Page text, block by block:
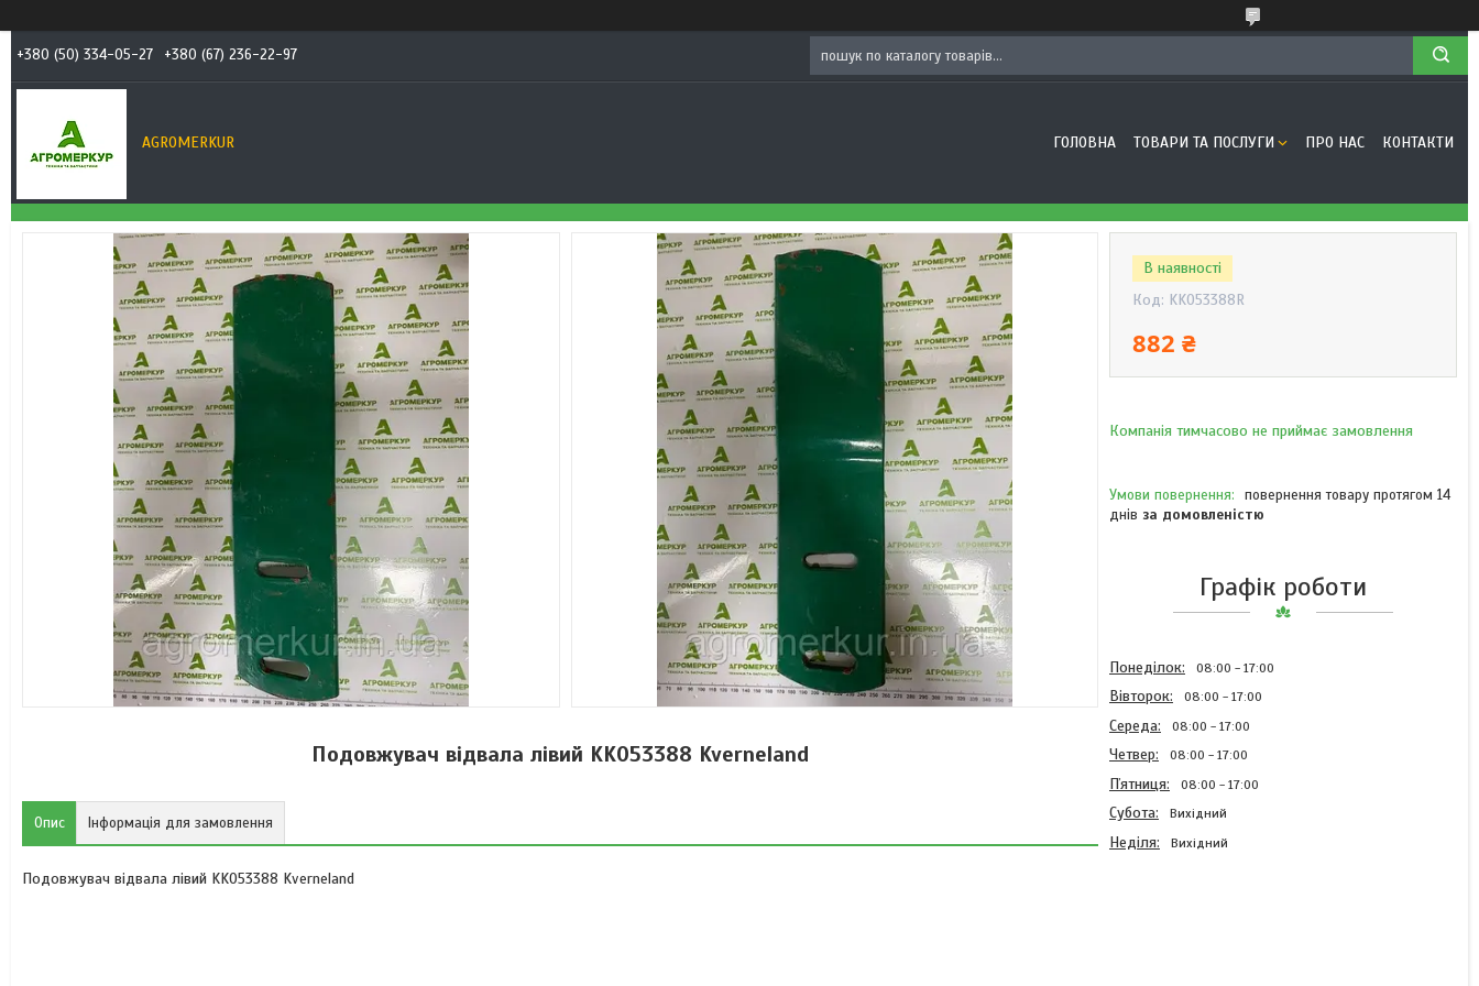
+380 (50) 334-05-27 +380 (67) 236-22-97
AGROMERKUR ГОЛОВНА ТОВАРИ ТА ПОСЛУГИ ПРО НАС КОНТАКТИ
Подовжувач відвала лівий KK053388 Kverneland
Опис Інформація для замовлення
Подовжувач відвала лівий KK053388 Kverneland
В наявності
Код: KK053388R
882 ₴
Компанія тимчасово не приймає замовлення
повернення товару протягом 14
днів за домовленістю
Графік роботи
Понеділок 08:00 17:00
Вівторок 08:00 17:00
Середа 08:00 17:00
Четвер 08:00 17:00
Пʼятниця 08:00 17:00
Субота Вихідний
Неділя Вихідний